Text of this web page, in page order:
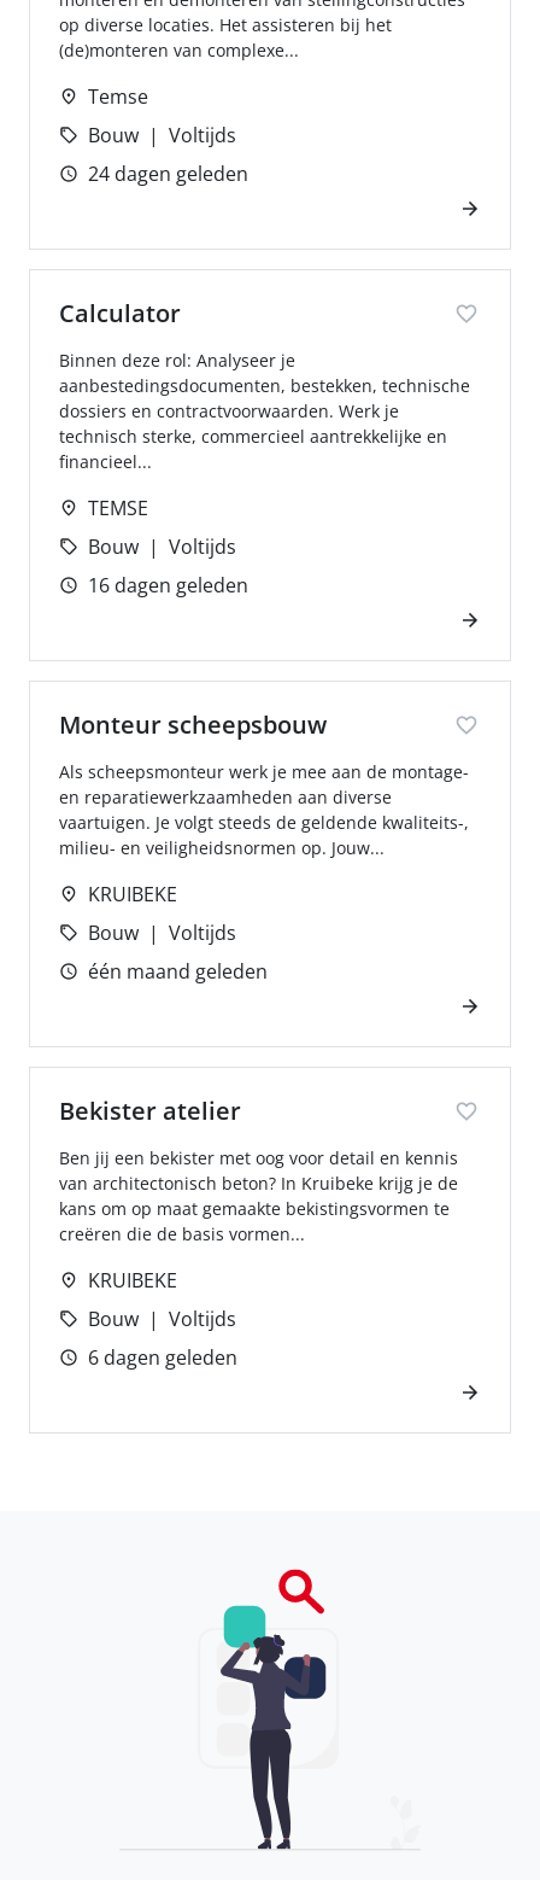
op diverse locaties. Het assisteren bij het
(de)monteren van complexe...
Temse
Bouw
Voltijds
24 dagen geleden
Calculator
Binnen deze rol: Analyseer je
aanbestedingsdocumenten, bestekken, technische
dossiers en contractvoorwaarden. Werk je
technisch sterke, commercieel aantrekkelijke en
financieel...
TEMSE
Bouw
Voltijds
16 dagen geleden
Monteur scheepsbouw
Als scheepsmonteur werk je mee aan de montage-
en reparatiewerkzaamheden aan diverse
vaartuigen. Je volgt steeds de geldende kwaliteits-,
milieu- en veiligheidsnormen op. Jouw...
KRUIBEKE
Bouw
Voltijds
één maand geleden
Bekister atelier
Ben jij een bekister met oog voor detail en kennis
van architectonisch beton? In Kruibeke krijg je de
kans om op maat gemaakte bekistingsvormen te
creëren die de basis vormen...
KRUIBEKE
Bouw
Voltijds
6 dagen geleden